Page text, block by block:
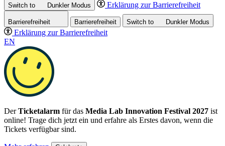
Switch to DunklerModus Erklärung zur Barrierefreiheit
Barrierefreiheit Barrierefreiheit Switch to DunklerModus
Erklärung zur Barrierefreiheit
EN
DerTicketalarm für das Media Lab Innovation Festival 2027 ist
online! Trage dich jetzt ein und erfahre als Erstes davon, wenn die
Tickets verfügbar sind.